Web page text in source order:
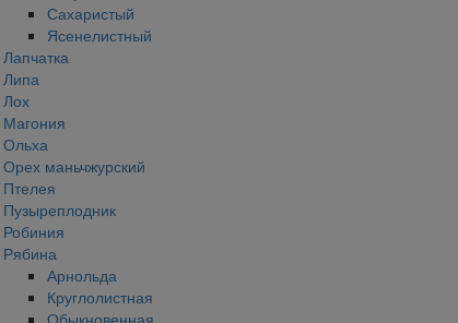
Сахаристый
Ясенелистный
Лапчатка
Липа
Лох
Магония
Ольха
Орех маньчжурский
Птелея
Пузыреплодник
Робиния
Рябина
Арнольда
Круглолистная
Обыкновенная